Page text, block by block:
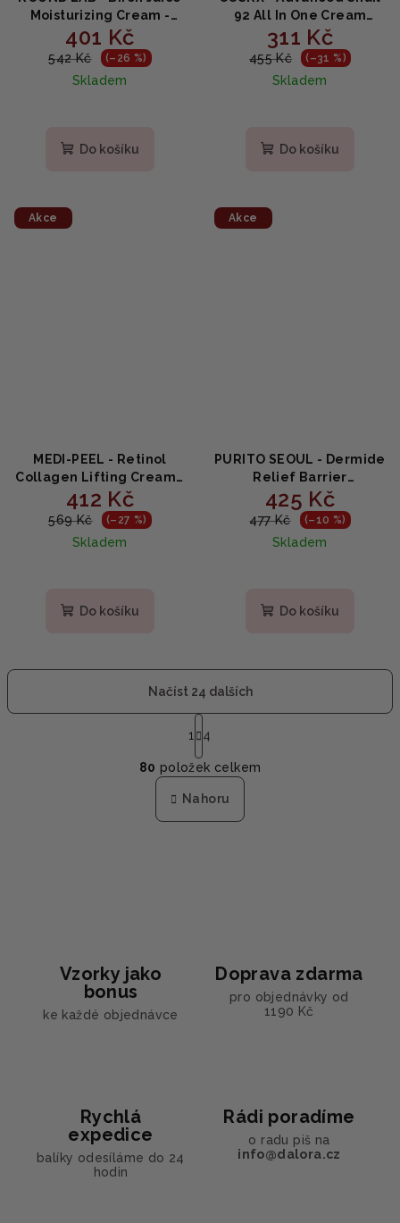
Moisturizing Cream -
Hydratační krém s
březovou mízou 80ml
401 Kč
542 Kč (–26 %)
Skladem
Do košíku
92 All In One Cream
(TUBA) - vysoce aktivní
pleťový krém 100ml
311 Kč
455 Kč (–31 %)
Skladem
Do košíku
Akce
MEDI-PEEL - Retinol
Collagen Lifting Cream -
Kolagenový krém s
retinolem 50ml
412 Kč
569 Kč (–27 %)
Skladem
Do košíku
Akce
PURITO SEOUL - Dermide
Relief Barrier
Moisturizer - Zklidňující
hydratační krém s
ceramidy a skvalanem
100ml
425 Kč
477 Kč (–10 %)
Skladem
Do košíku
O
v
l
á
Načíst 24 dalších
S
t
r
á
n
k
o
1 4
80 položek celkem
Nahoru
Vzorky jako
bonus
ke každé objednávce
Doprava zdarma
pro objednávky od
1190 Kč
Rychlá
expedice
balíky odesíláme do 24
hodin
Rádi poradíme
o radu piš na
info@dalora.cz